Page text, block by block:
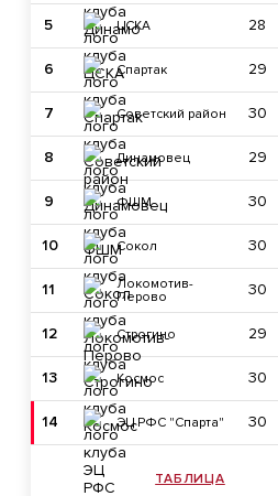
5 ЦСКА 28
6 Спартак 29
7 Советский район 30
8 Динамовец 29
9 ФШМ 30
10 Сокол 30
11
Локомотив-
Перово
30
12 Строгино 29
13 Космос 30
14 ЭЦ РФС "Спарта" 30
ТАБЛИЦА